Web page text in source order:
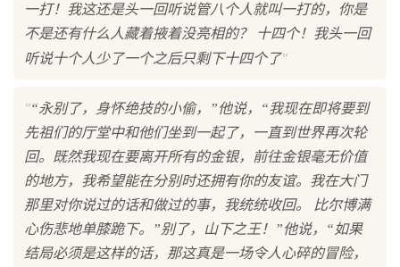
一打！我这还是头一回听说管八个人就叫一打的，你是
不是还有什么人藏着掖着没亮相的？ 十四个！我头一回
听说十个人少了一个之后只剩下十四个了"
"“永别了，身怀绝技的小偷，”他说，“我现在即将要到
先祖们的厅堂中和他们坐到一起了，一直到世界再次轮
回。既然我现在要离开所有的金银，前往金银毫无价值
的地方，我希望能在分别时还拥有你的友谊。我在大门
那里对你说过的话和做过的事，我统统收回。 比尔博满
心伤悲地单膝跪下。”别了，山下之王！”他说，“如果
结局必须是这样的话，那这真是一场令人心碎的冒险，